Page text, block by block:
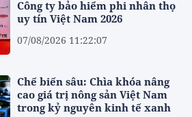
Công ty bảo hiểm phi nhân thọ
uy tín Việt Nam 2026
07/08/2026 11:22:07
Chế biến sâu: Chìa khóa nâng
cao giá trị nông sản Việt Nam
trong kỷ nguyên kinh tế xanh